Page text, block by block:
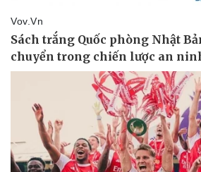
Sức khỏe
Dinh dưỡng - món ngon
Nhi khoa
Nam khoa
Làm đẹp - giảm cân
Phòng mạch online
Ăn sạch sống khỏe
Đời
Blog
Tình